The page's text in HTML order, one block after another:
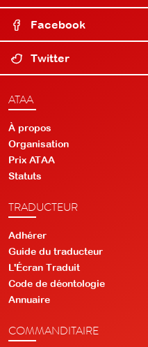
Facebook
Twitter
ATAA
À propos
Organisation
Prix ATAA
Statuts
TRADUCTEUR
Adhérer
Guide du traducteur
L'Écran Traduit
Code de déontologie
Annuaire
COMMANDITAIRE